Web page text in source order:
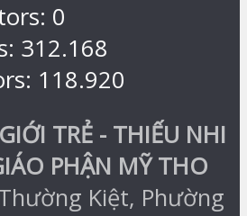
0
312.168
118.920
TRẺ - THIẾU NHI
PHẬN MỸ THO
Kiệt, Phường